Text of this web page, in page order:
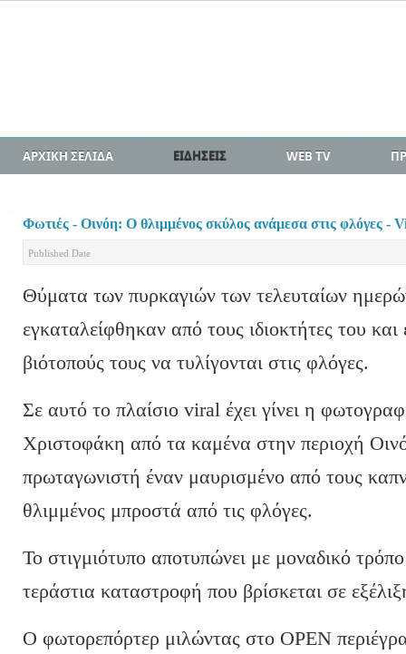
ΑΡΧΙΚΗ ΣΕΛΙΔΑ ΕΙΔΗΣΕΙΣ WEB TV
Φωτιές - Οινόη: Ο θλιμμένος σκύλος ανάμεσα στις φλόγες -
Published Date
Θύματα των πυρκαγιών των τελευταίων
εγκαταλείφθηκαν από τους ιδιοκτήτες του και
βιότοπούς τους να τυλίγονται στις φλόγες.
Σε αυτό το πλαίσιο viral έχει γίνει η
Χριστοφάκη από τα καμένα στην περιοχή
πρωταγωνιστή έναν μαυρισμένο από τους
θλιμμένος μπροστά από τις φλόγες.
Το στιγμιότυπο αποτυπώνει με μοναδικό
τεράστια καταστροφή που βρίσκεται σε
Ο φωτορεπόρτερ μιλώντας στο OPEN